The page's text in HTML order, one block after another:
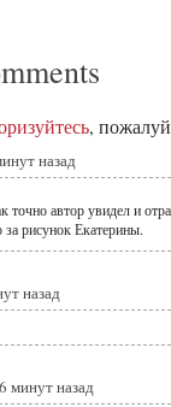
,
назад
автор увидел и
рисунок Екатерины.
назад
минут назад